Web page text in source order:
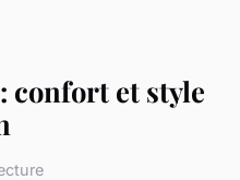
confort et style